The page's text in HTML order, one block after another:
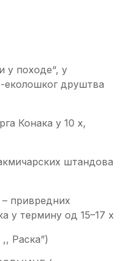
у походе“, у
еколошког друштва
Конака у 10 х,
штандова
– привредних
у термину од 15–17 х
Раска”)